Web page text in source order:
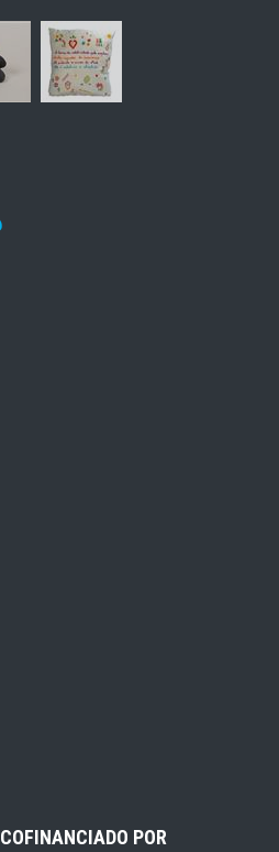
COFINANCIADO POR